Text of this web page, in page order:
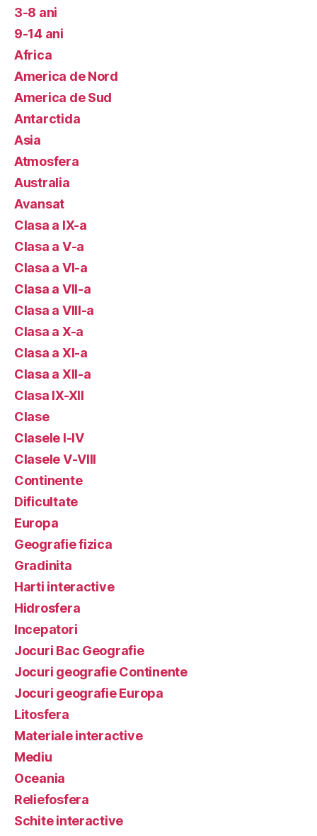
3-8 ani
9-14 ani
Africa
America de Nord
America de Sud
Antarctida
Asia
Atmosfera
Australia
Avansat
Clasa a IX-a
Clasa a V-a
Clasa a VI-a
Clasa a VII-a
Clasa a VIII-a
Clasa a X-a
Clasa a XI-a
Clasa a XII-a
Clasa IX-XII
Clase
Clasele I-IV
Clasele V-VIII
Continente
Dificultate
Europa
Geografie fizica
Gradinita
Harti interactive
Hidrosfera
Incepatori
Jocuri Bac Geografie
Jocuri geografie Continente
Jocuri geografie Europa
Litosfera
Materiale interactive
Mediu
Oceania
Reliefosfera
Schite interactive